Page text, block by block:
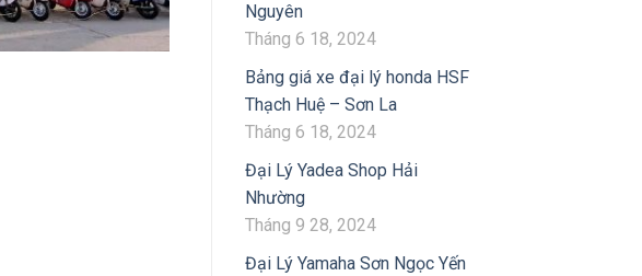
Nguyên
Tháng 6 18, 2024
Bảng giá xe đại lý honda HSF
Thạch Huệ – Sơn La
Tháng 6 18, 2024
Đại Lý Yadea Shop Hải
Nhường
Tháng 9 28, 2024
Đại Lý Yamaha Sơn Ngọc Yến